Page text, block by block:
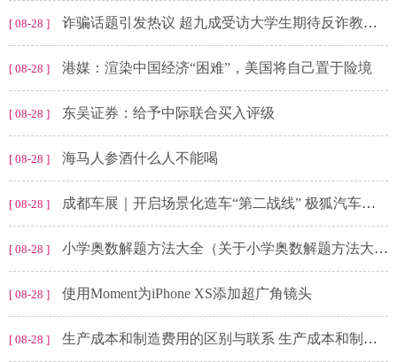
[ 08-28 ] 诈骗话题引发热议 超九成受访大学生期待反诈教育进校园
[ 08-28 ] 港媒：渲染中国经济“困难”，美国将自己置于险境
[ 08-28 ] 东吴证券：给予中际联合买入评级
[ 08-28 ] 海马人参酒什么人不能喝
[ 08-28 ] 成都车展｜开启场景化造车“第二战线” 极狐汽车考拉亮相成都车展并开启预售
[ 08-28 ] 小学奥数解题方法大全（关于小学奥数解题方法大全介绍）
[ 08-28 ] 使用Moment为iPhone XS添加超广角镜头
[ 08-28 ] 生产成本和制造费用的区别与联系 生产成本和制造费用的区别